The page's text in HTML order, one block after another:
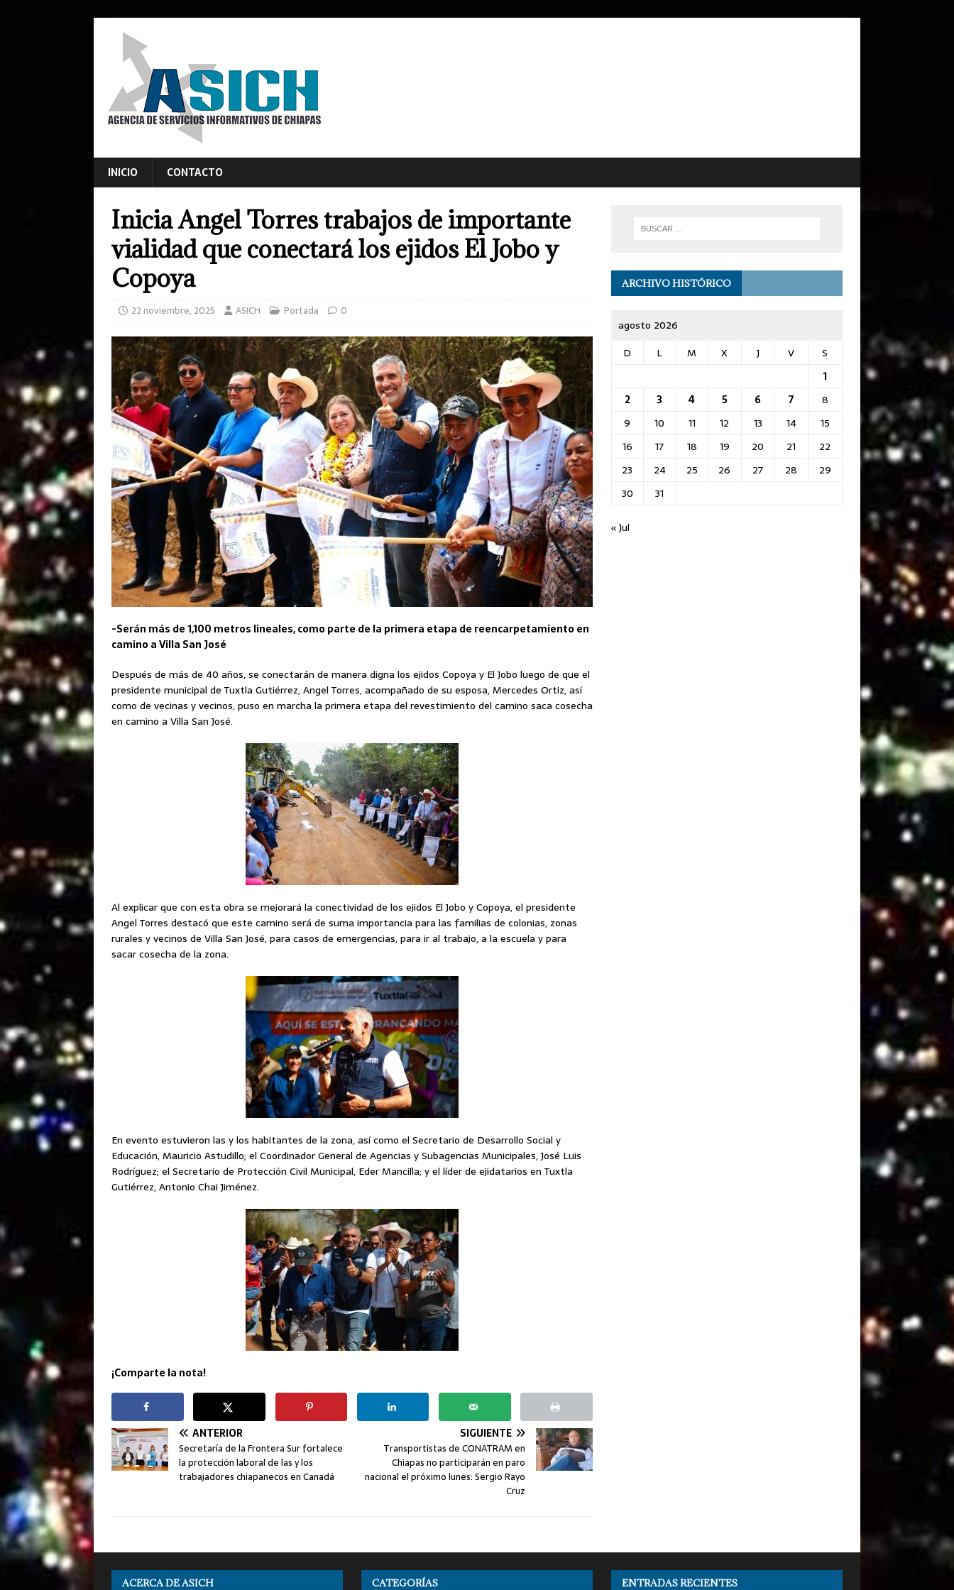
INICIO CONTACTO
Inicia Angel Torres trabajos de importante
vialidad que conectará los ejidos El Jobo y
Copoya
22 noviembre, 2025 ASICH Portada 0
-Serán más de 1,100 metros lineales, como parte de la primera etapa de reencarpetamiento en
camino a Villa San José
Después de más de 40 años, se conectarán de manera digna los ejidos Copoya y El Jobo luego de que el
presidente municipal de Tuxtla Gutiérrez, Angel Torres, acompañado de su esposa, Mercedes Ortiz, así
como de vecinas y vecinos, puso en marcha la primera etapa del revestimiento del camino saca cosecha
en camino a Villa San José.
Al explicar que con esta obra se mejorará la conectividad de los ejidos El Jobo y Copoya, el presidente
Angel Torres destacó que este camino será de suma importancia para las familias de colonias, zonas
rurales y vecinos de Villa San José, para casos de emergencias, para ir al trabajo, a la escuela y para
sacar cosecha de la zona.
En evento estuvieron las y los habitantes de la zona, así como el Secretario de Desarrollo Social y
Educación, Mauricio Astudillo; el Coordinador General de Agencias y Subagencias Municipales, José Luis
Rodríguez; el Secretario de Protección Civil Municipal, Eder Mancilla; y el líder de ejidatarios en Tuxtla
Gutiérrez, Antonio Chai Jiménez.
¡Comparte la nota!
ANTERIOR
Secretaría de la Frontera Sur fortalece
la protección laboral de las y los
trabajadores chiapanecos en Canadá
SIGUIENTE
Transportistas de CONATRAM en
Chiapas no participarán en paro
nacional el próximo lunes: Sergio Rayo
Cruz
ARCHIVO HISTÓRICO
agosto 2026
D
L M X J V
S
1
2
3 4 5 6 7
8
9
10 11 12 13 14
15
16
17 18 19 20 21
22
23
24 25 26 27 28
29
30
31
« Jul
ACERCA DE ASICH CATEGORÍAS ENTRADAS RECIENTES